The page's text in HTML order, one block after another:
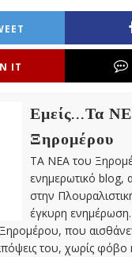
IT
Εμείς...Τα
Ξηρομέρου
ΤΑ ΝΕΑ του
ενημερωτικό blog,
στην
έγκυρη
που
του, χωρίς φόβο